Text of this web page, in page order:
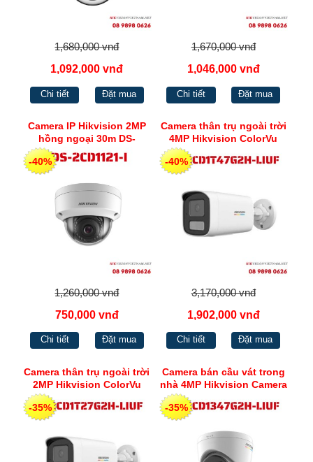
1,680,000 vnđ
1,092,000 vnđ
Chi tiết Đặt mua
1,670,000 vnđ
1,046,000 vnđ
Chi tiết Đặt mua
Camera IP Hikvision 2MP
hồng ngoại 30m DS-
2CD1121-I
-40%
1,260,000 vnđ
750,000 vnđ
Chi tiết Đặt mua
Camera thân trụ ngoài trời
4MP Hikvision ColorVu
phát hiện người phương
tiện, cùng Chế độ đèn
2CD1T47G2H-LIUF
-40%
3,170,000 vnđ
1,902,000 vnđ
Chi tiết Đặt mua
Camera thân trụ ngoài trời
2MP Hikvision ColorVu
phát hiện người phương
tiện, cùng Chế độ đèn
2CD1T27G2H-LIUF
-35%
Camera bán cầu vát trong
nhà 4MP Hikvision Camera
ColorVu phát hiện người
phương tiện, cùng Chế độ
đèn thông minh DS-
2CD1347G2H-LIUF
-35%